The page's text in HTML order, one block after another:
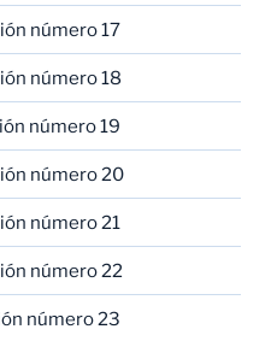
número 17
número 18
número 19
número 20
número 21
número 22
número 23